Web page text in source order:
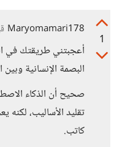
1
Maryomamari178
أعجبتني طريقتك في
البصمة الإنسانية
صحيح أن الذكاء
تقليد الأساليب،
كاتب.